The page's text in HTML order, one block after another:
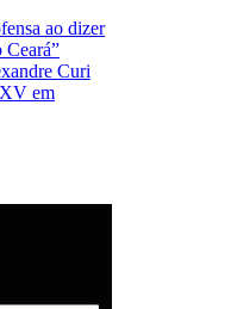
ao dizer
Ceará”
Curi
em